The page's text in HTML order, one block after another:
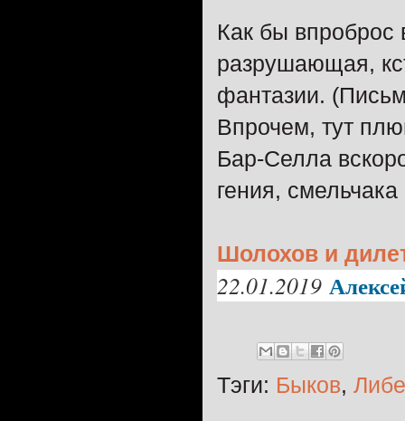
Как бы впроброс
разрушающая,
фантазии.
Впрочем, тут
Бар-Селла
гения,
Шолохов и
22.01.2019
Тэги: Быков,